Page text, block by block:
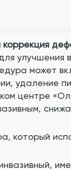
улучшения
может
удаление
центре
который